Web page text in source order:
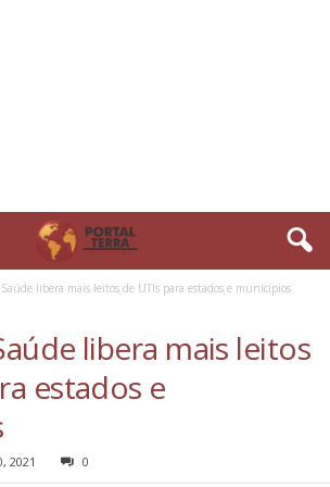
libera mais leitos de UTIs para estados e municípios
libera mais leitos
estados e
2021 0